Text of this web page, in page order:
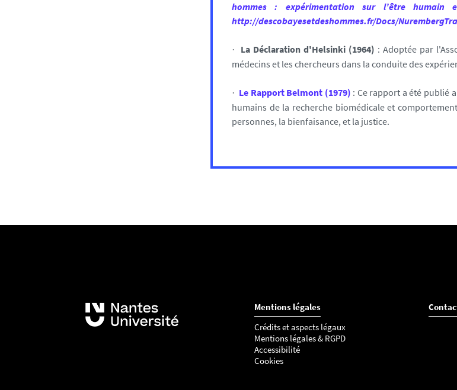
hommes : expérimentation sur l’être humain
http://descobayesetdeshommes.fr/Docs/
· La Déclaration d'Helsinki (1964) : Adoptée par
médecins et les chercheurs dans la conduite des
· Le Rapport Belmont (1979) : Ce rapport a été publié
humains de la recherche biomédicale et
personnes, la bienfaisance, et la justice.
Mentions légales
Crédits et aspects légaux
Mentions légales & RGPD
Accessibilité
Cookies